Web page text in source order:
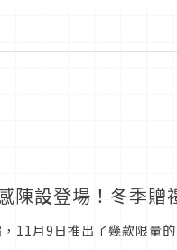
陳設登場！冬季贈
11月9日推出了幾款限量的